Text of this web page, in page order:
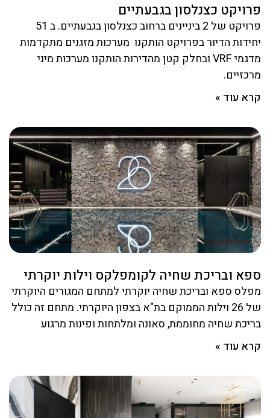
פרויקט כצנלסון בגבעתיים
פרויקט של 2 ביניינים ברחוב כצנלסון בגבעתיים. ב 51
יחידות הדיור בפרויקט הותקנו מערכות מזגנים מתקדמות
מדגמי VRF ובחלק קטן מהדירות הותקנו מערכות מיני
מרכזיים.
קרא עוד »
ספא ובריכת שחיה לקומפלקס וילות יוקרתי
מפלס ספא ובריכת שחיה יוקרתי למתחם המגורים היוקרתי
של 26 וילות הממוקם בת"א בצפון היוקרתי. מתחם זה כולל
בריכת שחיה מחוממת, סאונה ומלתחות ופינות מרגוע
קרא עוד »